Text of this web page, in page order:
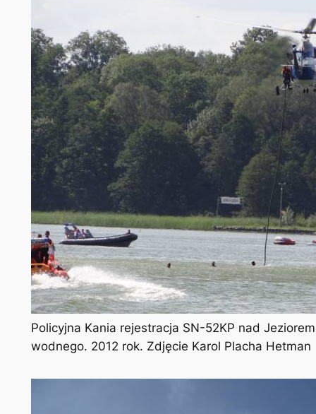
Policyjna Kania rejestracja SN-52KP nad
wodnego. 2012 rok. Zdjęcie Karol Placha Hetman